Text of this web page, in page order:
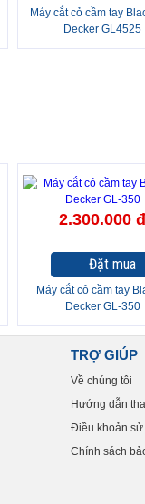
Máy cắt cỏ cầm tay
Decker GL4525
2.300.000 đ
Đặt mua
Máy cắt cỏ cầm tay
Decker GL-350
TRỢ GIÚP
Về chúng tôi
Hướng dẫn
Điều khoản sử
Chính sách